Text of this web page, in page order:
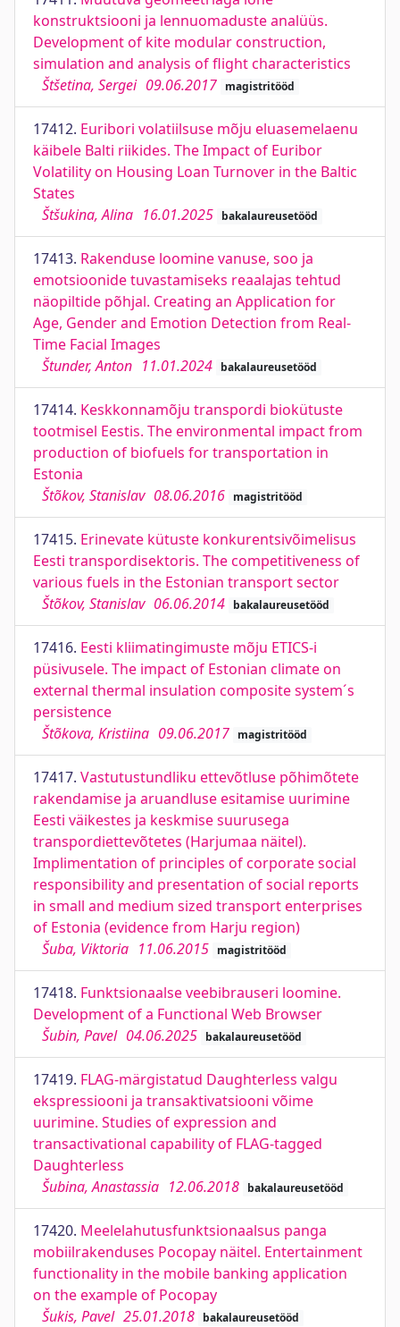
konstruktsiooni ja lennuomaduste analüüs.
Development of kite modular construction,
simulation and analysis of flight characteristics
Štšetina, Sergei 09.06.2017 magistritööd
17412. Euribori volatiilsuse mõju eluasemelaenu
käibele Balti riikides. The Impact of Euribor
Volatility on Housing Loan Turnover in the Baltic
States
Štšukina, Alina 16.01.2025 bakalaureusetööd
17413. Rakenduse loomine vanuse, soo ja
emotsioonide tuvastamiseks reaalajas tehtud
näopiltide põhjal. Creating an Application for
Age, Gender and Emotion Detection from Real-
Time Facial Images
Štunder, Anton 11.01.2024 bakalaureusetööd
17414. Keskkonnamõju transpordi biokütuste
tootmisel Eestis. The environmental impact from
production of biofuels for transportation in
Estonia
Štõkov, Stanislav 08.06.2016 magistritööd
17415. Erinevate kütuste konkurentsivõimelisus
Eesti transpordisektoris. The competitiveness of
various fuels in the Estonian transport sector
Štõkov, Stanislav 06.06.2014 bakalaureusetööd
17416. Eesti kliimatingimuste mõju ETICS-i
püsivusele. The impact of Estonian climate on
external thermal insulation composite system´s
persistence
Štõkova, Kristiina 09.06.2017 magistritööd
17417. Vastutustundliku ettevõtluse põhimõtete
rakendamise ja aruandluse esitamise uurimine
Eesti väikestes ja keskmise suurusega
transpordiettevõtetes (Harjumaa näitel).
Implimentation of principles of corporate social
responsibility and presentation of social reports
in small and medium sized transport enterprises
of Estonia (evidence from Harju region)
Šuba, Viktoria 11.06.2015 magistritööd
17418. Funktsionaalse veebibrauseri loomine.
Development of a Functional Web Browser
Šubin, Pavel 04.06.2025 bakalaureusetööd
17419. FLAG-märgistatud Daughterless valgu
ekspressiooni ja transaktivatsiooni võime
uurimine. Studies of expression and
transactivational capability of FLAG-tagged
Daughterless
Šubina, Anastassia 12.06.2018 bakalaureusetööd
17420. Meelelahutusfunktsionaalsus panga
mobiilrakenduses Pocopay näitel. Entertainment
functionality in the mobile banking application
on the example of Pocopay
Šukis, Pavel 25.01.2018 bakalaureusetööd